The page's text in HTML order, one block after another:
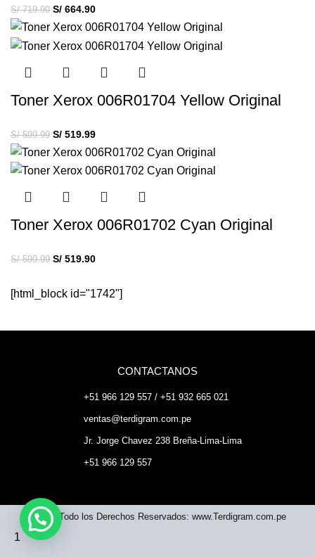
S/719.90 S/ 664.90
Toner Xerox 006R01704 Yellow Original
S/599.99 S/ 519.99
Toner Xerox 006R01702 Cyan Original
S/599.99 S/ 519.90
[html_block id="1742"]
CONTACTANOS
+51 966 129 557 / +51 932 665 021
ventas@terdigram.com.pe
Jr. Jorge Chavez 238 Breña-Lima-Lima
+51 966 129 557
©2023 Todo los Derechos Reservados: www.Terdigram.com.pe
1